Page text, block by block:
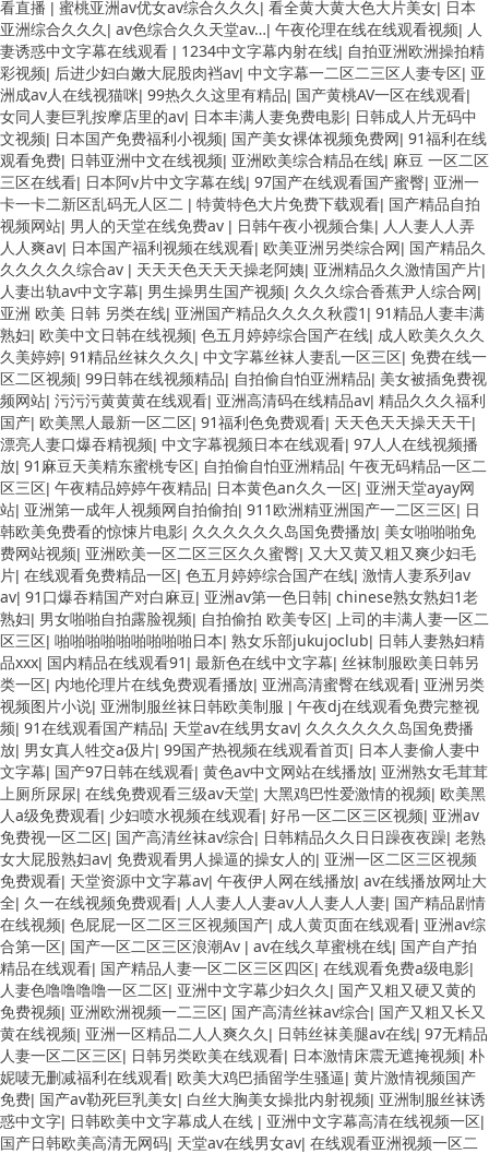
看直播 | 蜜桃亚洲av优女av综合久久久| 看全黄大黄大色大片美女| 日本
亚洲综合久久久| av色综合久久天堂av…| 午夜伦理在线在线观看视频| 人
妻诱惑中文字幕在线观看 | 1234中文字幕内射在线| 自拍亚洲欧洲操拍精
彩视频| 后进少妇白嫩大屁股肉裆av| 中文字幕一二区二三区人妻专区| 亚
洲成av人在线视猫咪| 99热久久这里有精品| 国产黄桃AV一区在线观看|
女同人妻巨乳按摩店里的av| 日本丰满人妻免费电影| 日韩成人片无码中
文视频| 日本国产免费福利小视频| 国产美女裸体视频免费网| 91福利在线
观看免费| 日韩亚洲中文在线视频| 亚洲欧美综合精品在线| 麻豆 一区二区
三区在线看| 日本阿v片中文字幕在线| 97国产在线观看国产蜜臀| 亚洲一
卡一卡二新区乱码无人区二 | 特黄特色大片免费下载观看| 国产精品自拍
视频网站| 男人的天堂在线免费av | 日韩午夜小视频合集| 人人妻人人弄
人人爽av| 日本国产福利视频在线观看| 欧美亚洲另类综合网| 国产精品久
久久久久久综合av | 天天天色天天天操老阿姨| 亚洲精品久久激情国产片|
人妻出轨av中文字幕| 男生操男生国产视频| 久久久综合香蕉尹人综合网|
亚洲 欧美 日韩 另类在线| 亚洲国产精品久久久久秋霞1 | 91精品人妻丰满
熟妇| 欧美中文日韩在线视频| 色五月婷婷综合国产在线| 成人欧美久久久
久美婷婷| 91精品丝袜久久久| 中文字幕丝袜人妻乱一区三区| 免费在线一
区二区视频| 99日韩在线视频精品| 自拍偷自怕亚洲精品| 美女被插免费视
频网站| 污污污黄黄黄在线观看| 亚洲高清码在线精品av| 精品久久久福利
国产| 欧美黑人最新一区二区| 91福利色免费观看| 天天色天天操天天干|
漂亮人妻口爆吞精视频| 中文字幕视频日本在线观看| 97人人在线视频播
放| 91麻豆天美精东蜜桃专区| 自拍偷自怕亚洲精品| 午夜无码精品一区二
区三区| 午夜精品婷婷午夜精品| 日本黄色an久久一区| 亚洲天堂ayay网
站| 亚洲第一成年人视频网自拍偷拍| 911欧洲精亚洲国产一二区三区| 日
韩欧美免费看的惊悚片电影| 久久久久久久岛国免费播放| 美女啪啪啪免
费网站视频| 亚洲欧美一区二区三区久久蜜臀| 又大又黄又粗又爽少妇毛
片| 在线观看免费精品一区| 色五月婷婷综合国产在线| 激情人妻系列av
av| 91口爆吞精国产对白麻豆| 亚洲av第一色日韩| chinese熟女熟妇1老
熟妇| 男女啪啪自拍露脸视频| 自拍偷拍 欧美专区| 上司的丰满人妻一区二
区三区| 啪啪啪啪啪啪啪啪啪日本| 熟女乐部jukujoclub| 日韩人妻熟妇精
品xxx| 国内精品在线观看91 | 最新色在线中文字幕| 丝袜制服欧美日韩另
类一区| 内地伦理片在线免费观看播放| 亚洲高清蜜臀在线观看| 亚洲另类
视频图片小说| 亚洲制服丝袜日韩欧美制服 | 午夜dj在线观看免费完整视
频| 91在线观看国产精品| 天堂av在线男女av| 久久久久久久岛国免费播
放| 男女真人牲交a伋片| 99国产热视频在线观看首页| 日本人妻偷人妻中
文字幕| 国产97日韩在线观看| 黄色av中文网站在线播放| 亚洲熟女毛茸茸
上厕所尿尿| 在线免费观看三级av天堂| 大黑鸡巴性爱激情的视频| 欧美黑
人a级免费观看| 少妇喷水视频在线观看| 好吊一区二区三区视频| 亚洲av
免费视一区二区| 国产高清丝袜av综合| 日韩精品久久日日躁夜夜躁| 老熟
女大屁股熟妇av| 免费观看男人操逼的操女人的| 亚洲一区二区三区视频
免费观看| 天堂资源中文字幕av| 午夜伊人网在线播放| av在线播放网址大
全| 久一在线视频免费观看| 人人妻人人妻av人人妻人人妻| 国产精品剧情
在线视频| 色屁屁一区二区三区视频国产| 成人黄页面在线观看| 亚洲av综
合第一区| 国产一区二区三区浪潮Av | av在线久草蜜桃在线| 国产自产拍
精品在线观看| 国产精品人妻一区二区三区四区| 在线观看免费a级电影|
人妻色噜噜噜噜一区二区| 亚洲中文字幕少妇久久| 国产又粗又硬又黄的
免费视频| 亚洲欧洲视频一二三区| 国产高清丝袜av综合| 国产又粗又长又
黄在线视频| 亚洲一区精品二人人爽久久| 日韩丝袜美腿av在线| 97无精品
人妻一区二区三区| 日韩另类欧美在线观看| 日本激情床震无遮掩视频| 朴
妮唛无删减福利在线观看| 欧美大鸡巴插留学生骚逼| 黄片激情视频国产
免费| 国产av勒死巨乳美女| 白丝大胸美女操批内射视频| 亚洲制服丝袜诱
惑中文字| 日韩欧美中文字幕成人在线 | 亚洲中文字幕高清在线视频一区|
国产日韩欧美高清无网码| 天堂av在线男女av| 在线观看亚洲视频一区二